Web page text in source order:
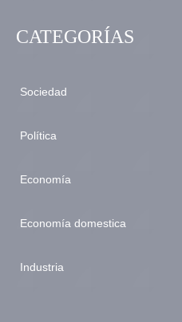
CATEGORÍAS
Sociedad
Política
Economía
Economía domestica
Industria